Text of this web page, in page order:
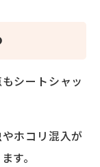
シートシャッ
ホコリ混入が
す。